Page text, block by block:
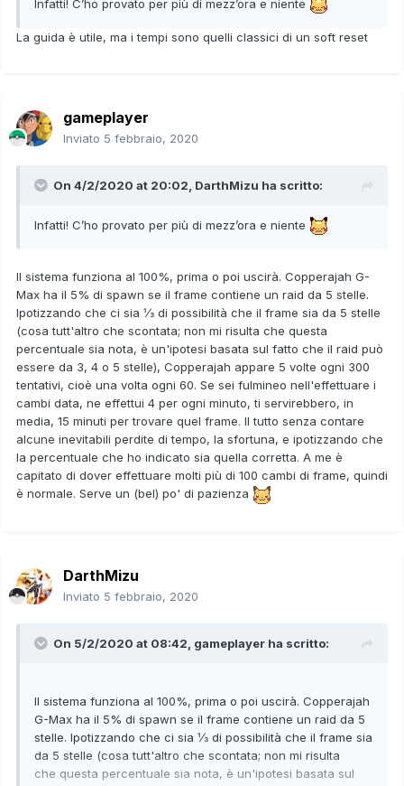
Infatti! C’ho provato per più di mezz’ora e niente
La guida è utile, ma i tempi sono quelli classici di un soft reset
gameplayer
Inviato 5 febbraio, 2020
On 4/2/2020 at 20:02, DarthMizu ha scritto:
Infatti! C’ho provato per più di mezz’ora e niente
Il sistema funziona al 100%, prima o poi uscirà. Copperajah G-
Max ha il 5% di spawn se il frame contiene un raid da 5 stelle.
Ipotizzando che ci sia ⅓ di possibilità che il frame sia da 5 stelle
(cosa tutt'altro che scontata; non mi risulta che questa
percentuale sia nota, è un'ipotesi basata sul fatto che il raid può
essere da 3, 4 o 5 stelle), Copperajah appare 5 volte ogni 300
tentativi, cioè una volta ogni 60. Se sei fulmineo nell'effettuare i
cambi data, ne effettui 4 per ogni minuto, ti servirebbero, in
media, 15 minuti per trovare quel frame. Il tutto senza contare
alcune inevitabili perdite di tempo, la sfortuna, e ipotizzando che
la percentuale che ho indicato sia quella corretta. A me è
capitato di dover effettuare molti più di 100 cambi di frame, quindi
è normale. Serve un (bel) po' di pazienza
DarthMizu
Inviato 5 febbraio, 2020
On 5/2/2020 at 08:42, gameplayer ha scritto:
Il sistema funziona al 100%, prima o poi uscirà. Copperajah
G-Max ha il 5% di spawn se il frame contiene un raid da 5
stelle. Ipotizzando che ci sia ⅓ di possibilità che il frame sia
da 5 stelle (cosa tutt'altro che scontata; non mi risulta
che questa percentuale sia nota, è un'ipotesi basata sul